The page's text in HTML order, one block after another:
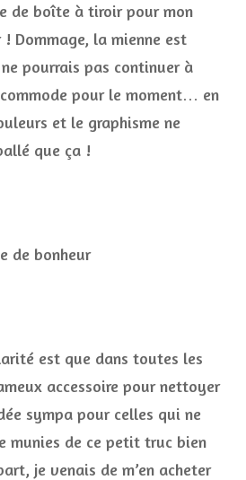
de boîte à tiroir pour mon
Dommage, la mienne est
pourrais pas continuer à
pour le moment… en
et le graphisme ne
que ça !
est que dans toutes les
accessoire pour nettoyer
sympa pour celles qui ne
munies de ce petit truc bien
je venais de m’en acheter